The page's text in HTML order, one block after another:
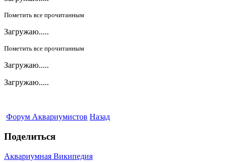
Пометить все прочитанным
Загружаю.....
Пометить все прочитанным
Загружаю.....
Загружаю.....
Форум Аквариумистов Назад
Поделиться
Аквариумная Википедия